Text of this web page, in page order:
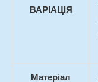
ВАРІАЦІЯ
Матеріал